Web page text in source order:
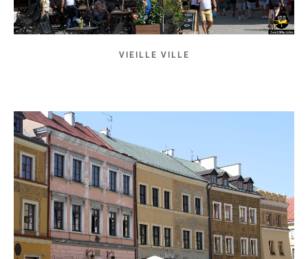
VIEILLE VILLE